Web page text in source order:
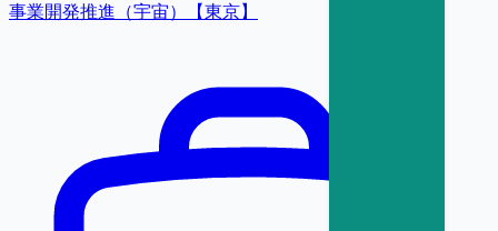
事業開発推進（宇宙）【東京】